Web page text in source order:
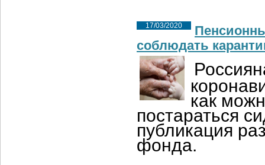
17/03/2020
соблюдать
как
постараться
публикация
фонда.